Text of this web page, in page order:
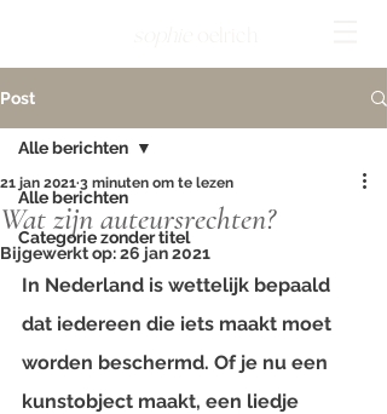
Post
Alle berichten
Categorie zonder titel
Alle berichten
Wat zijn auteursrechten?
21 jan 2021 3 minuten om te lezen
Bijgewerkt op:26 jan 2021
In Nederland is wettelijk bepaald
dat iedereen die iets maakt moet
worden beschermd. Of je nu een
kunstobject maakt, een liedje